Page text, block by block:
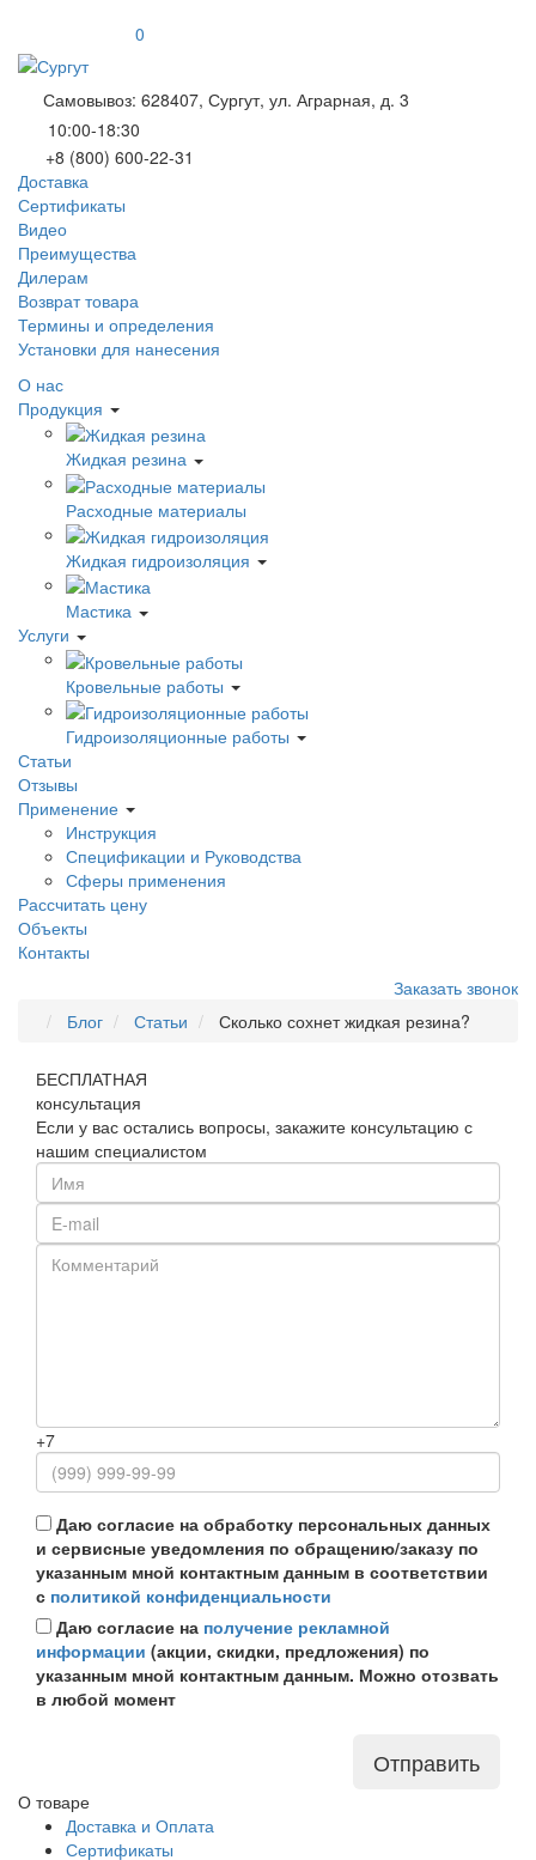
0
Самовывоз: 628407, Сургут, ул. Аграрная, д. 3
10:00-18:30
+8 (800) 600-22-31
Доставка
Сертификаты
Видео
Преимущества
Дилерам
Возврат товара
Термины и определения
Установки для нанесения
О нас
Продукция
Жидкая резина
Расходные материалы
Жидкая гидроизоляция
Мастика
Услуги
Кровельные работы
Гидроизоляционные работы
Статьи
Отзывы
Применение
Инструкция
Спецификации и Руководства
Сферы применения
Рассчитать цену
Объекты
Контакты
Заказать звонок
Блог
Статьи Сколько сохнет жидкая резина?
БЕСПЛАТНАЯ
консультация
Если у вас остались вопросы, закажите консультацию с
нашим специалистом
+7
Даю согласие на обработку персональных данных
и сервисные уведомления по обращению/заказу по
указанным мной контактным данным в соответствии
с политикой конфиденциальности
Даю согласие на получение рекламной
информации (акции, скидки, предложения) по
указанным мной контактным данным. Можно отозвать
в любой момент
Отправить
О товаре
Доставка и Оплата
Сертификаты